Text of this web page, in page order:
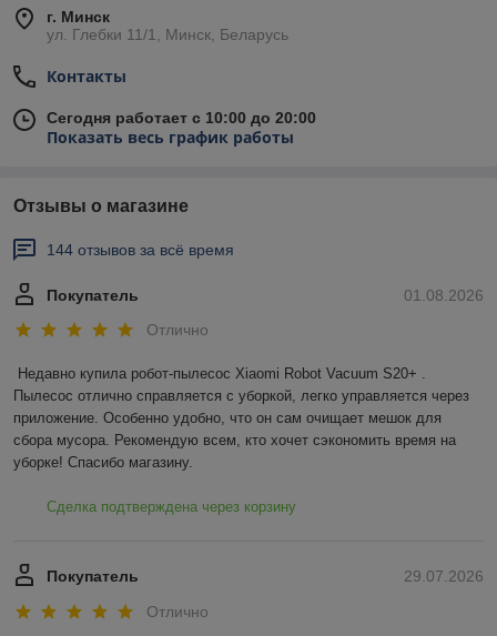
г. Минск
ул. Глебки 11/1, Минск, Беларусь
Контакты
Сегодня работает с 10:00 до 20:00
Показать весь график работы
Отзывы о магазине
144 отзывов за всё время
01.08.2026
Покупатель
Отлично
Недавно купила робот-пылесос Xiaomi Robot Vacuum S20+ .
Пылесос отлично справляется с уборкой, легко управляется через
приложение. Особенно удобно, что он сам очищает мешок для
сбора мусора. Рекомендую всем, кто хочет сэкономить время на
уборке! Спасибо магазину.
Сделка подтверждена через корзину
29.07.2026
Покупатель
Отлично